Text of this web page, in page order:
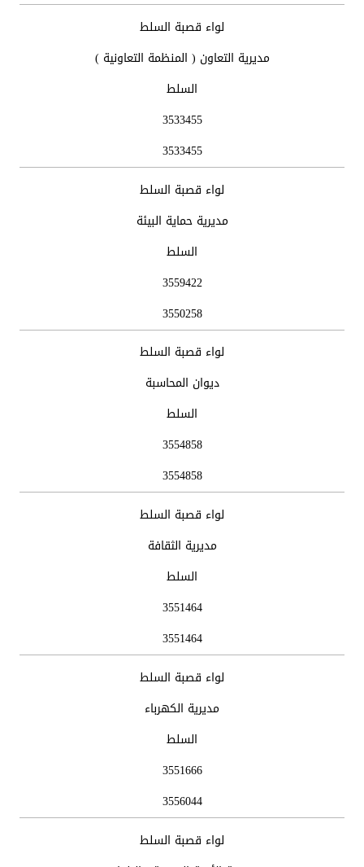
لواء قصبة السلط
مديرية التعاون ( المنظمة التعاونية )
السلط
3533455
3533455
لواء قصبة السلط
مديرية حماية البيئة
السلط
3559422
3550258
لواء قصبة السلط
ديوان المحاسبة
السلط
3554858
3554858
لواء قصبة السلط
مديرية الثقافة
السلط
3551464
3551464
لواء قصبة السلط
مديرية الكهرباء
السلط
3551666
3556044
لواء قصبة السلط